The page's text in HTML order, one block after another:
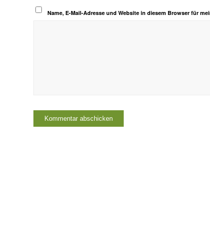
Name, E-Mail-Adresse und Website in diesem Browser für